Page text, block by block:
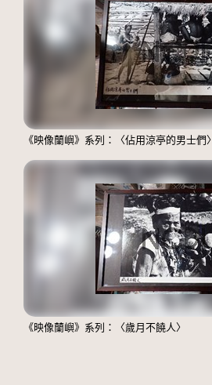
《映像蘭嶼》系列：〈佔用涼亭的男士們〉
《映像蘭嶼》系列：〈歲月不饒人〉